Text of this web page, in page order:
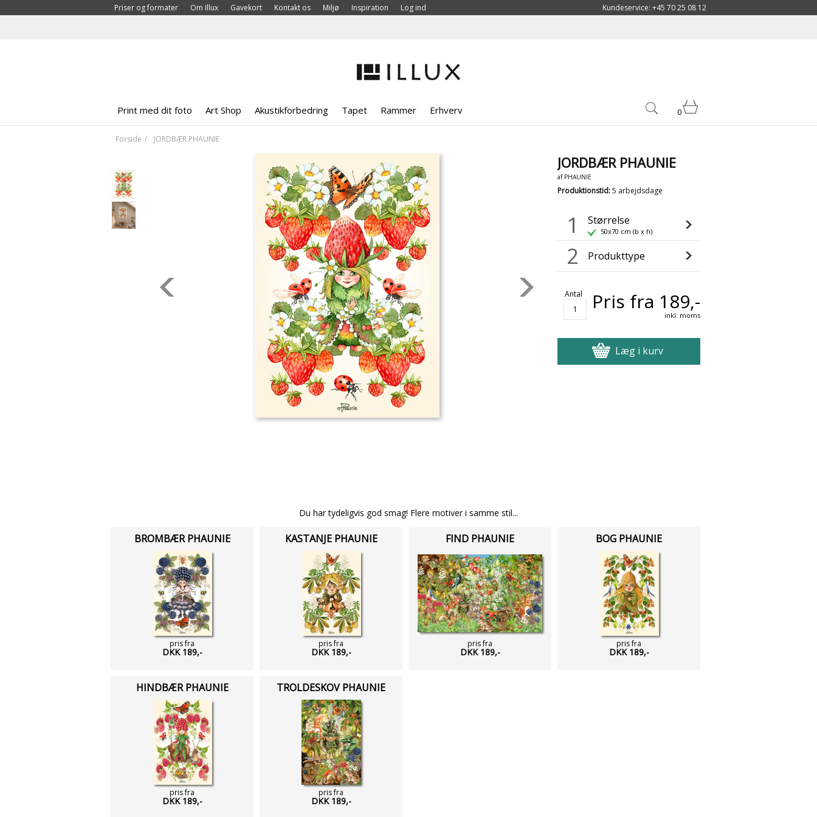
Priser og formater Om Illux Gavekort Kontakt os Miljø Inspiration Log ind Kundeservice: +45 70 25 08 12
Print med dit foto Art Shop Akustikforbedring Tapet Rammer Erhverv 0
Forside JORDBÆR PHAUNIE
JORDBÆR PHAUNIE
af PHAUNIE
Produktionstid:5 arbejdsdage
1 Størrelse
50x70 cm (b x h)
2 Produkttype
Antal Pris fra 189,-
inkl. moms
Læg i kurv
Du har tydeligvis god smag! Flere motiver i samme stil...
BROMBÆR PHAUNIE
pris fra
DKK 189,-
KASTANJE PHAUNIE
pris fra
DKK 189,-
FIND PHAUNIE
pris fra
DKK 189,-
BOG PHAUNIE
pris fra
DKK 189,-
HINDBÆR PHAUNIE
pris fra
DKK 189,-
TROLDESKOV PHAUNIE
pris fra
DKK 189,-